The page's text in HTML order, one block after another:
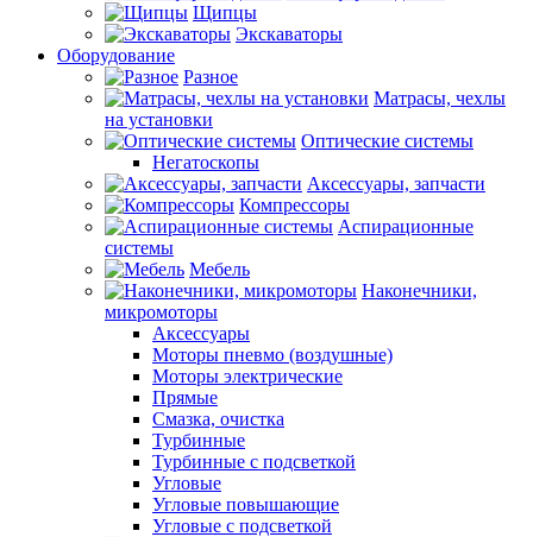
Щипцы
Экскаваторы
Оборудование
Разное
Матрасы, чехлы
на установки
Оптические системы
Негатоскопы
Аксессуары, запчасти
Компрессоры
Аспирационные
системы
Мебель
Наконечники,
микромоторы
Аксессуары
Моторы пневмо (воздушные)
Моторы электрические
Прямые
Смазка, очистка
Турбинные
Турбинные с подсветкой
Угловые
Угловые повышающие
Угловые с подсветкой